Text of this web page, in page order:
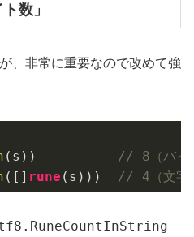
数」
、非常に重要なので改めて強
(s)) // 8（バイ
([] rune (s))) // 4（文字